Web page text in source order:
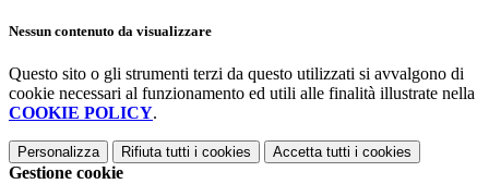
Nessun contenuto da visualizzare
Questo sito o gli strumenti terzi da questo utilizzati si avvalgono di
cookie necessari al funzionamento ed utili alle finalità illustrate nella
COOKIE POLICY.
Personalizza Rifiuta tutti i cookies Accetta tutti i cookies
Gestione cookie